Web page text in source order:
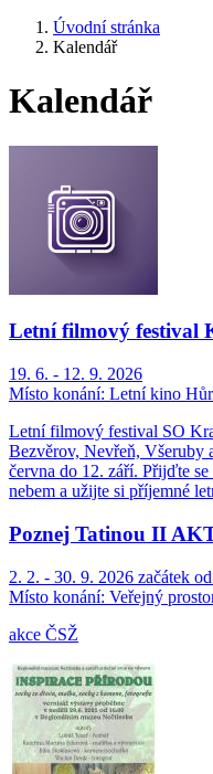
Úvodní stránka
Kalendář
Kalendář
Letní filmový festival
19. 6. - 12. 9. 2026
Místo konání: Letní kino
Letní filmový festival SO
Bezvěrov, Nevřeň, Všeruby
června do 12. září. Přijďte
nebem a užijte si příjemné
Poznej Tatinou II
2. 2. - 30. 9. 2026 začátek
Místo konání: Veřejný
akce ČSŽ